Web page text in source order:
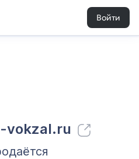
Войти
vokzal.ru
60 0